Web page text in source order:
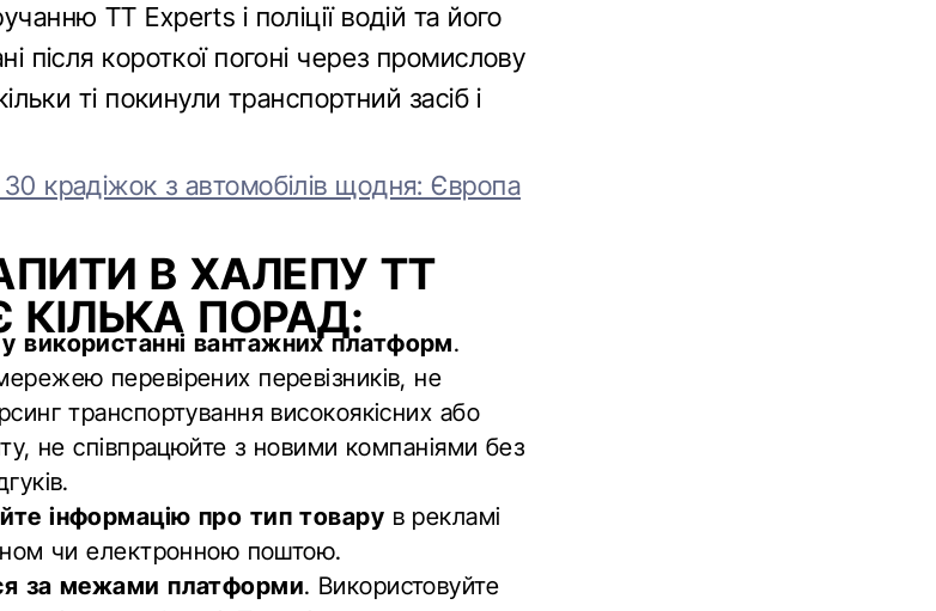
TT Experts і поліції водій та його
після короткої погоні через промислову
ті покинули транспортний засіб і
крадіжок з автомобілів щодня: Європа
В ХАЛЕПУ TT
КІЛЬКА ПОРАД:
використанні вантажних платформ.
перевірених перевізників, не
транспортування високоякісних або
не співпрацюйте з новими компаніями без
інформацію про тип товару в рекламі
чи електронною поштою.
за межами платформи. Використовуйте